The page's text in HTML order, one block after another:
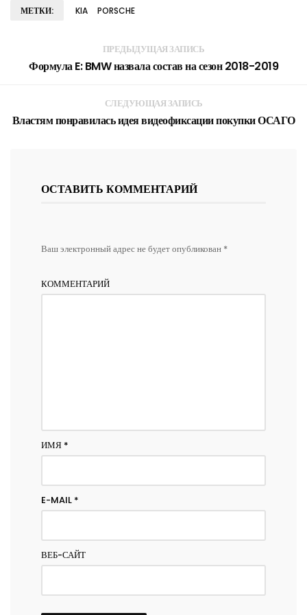
МЕТКИ: KIA PORSCHE
ПРЕДЫДУЩАЯ ЗАПИСЬ
Формула E: BMW назвала состав на сезон 2018-2019
СЛЕДУЮЩАЯ ЗАПИСЬ
Властям понравилась идея видеофиксации покупки ОСАГО
ОСТАВИТЬ КОММЕНТАРИЙ
Ваш электронный адрес не будет опубликован *
КОММЕНТАРИЙ
ИМЯ *
E-MAIL *
ВЕБ-САЙТ